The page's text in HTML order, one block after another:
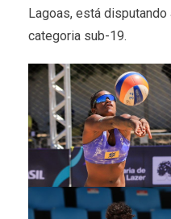
Lagoas, está
categoria sub-19.